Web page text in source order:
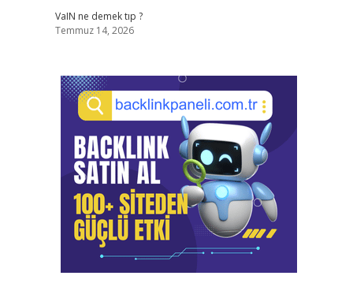
VaIN ne demek tıp ?
Temmuz 14, 2026